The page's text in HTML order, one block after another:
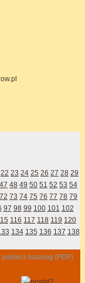
22 23 24 25 26 27 28 29
47 48 49 50 51 52 53 54
72 73 74 75 76 77 78 79
97 98 99 100 101 102
116 117 118 119 120
134 135 136 137 138
pobierz katalog (PDF)